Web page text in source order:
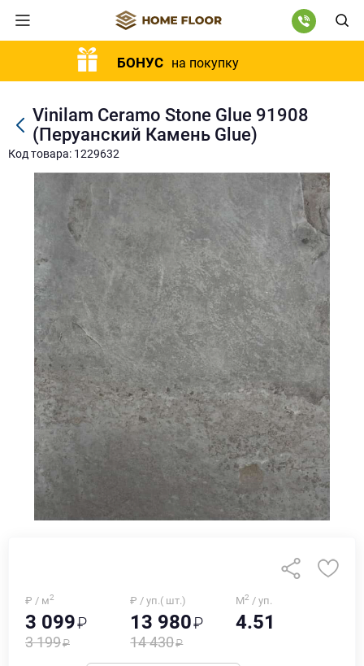
БОНУС на покупку
Vinilam Ceramo Stone Glue 91908
(Перуанский Камень Glue)
Код товара: 1229632
₽ / м2
3 099
3 199
₽ / уп.( шт.)
13 980
14 430
М2 / уп.
4.51